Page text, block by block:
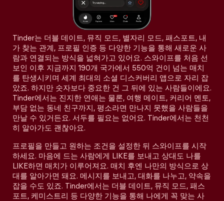
Tinder는 더블 데이트, 뮤직 모드, 별자리 모드, 패스포트, 내
가 찾는 관계, 프로필 인증 등 다양한 기능을 통해 새로운 사
람과 연결되는 방식을 넓혀가고 있어요. 스와이프를 처음 선
보인 이후 지금까지 190개 국가에서 550억 건이 넘는 매치
를 탄생시키며 세계 최대의 소셜 디스커버리 앱으로 자리 잡
았죠. 하지만 숫자보다 중요한 건 그 뒤에 있는 사람들이에요.
Tinder에서는 진지한 연애는 물론, 여행 메이트, 커리어 멘토,
부담 없는 동네 친구까지, 평소라면 만나지 못했을 사람들을
만날 수 있거든요. 서두를 필요는 없어요. Tinder에서는 천천
히 알아가도 괜찮아요.
프로필을 만들고 원하는 조건을 설정한 뒤 스와이프를 시작
하세요. 마음에 드는 사람에게 LIKE를 보내고 상대도 나를
LIKE하면 매치가 이루어져요. 매치 후엔 나만의 방식으로 상
대를 알아가면 돼요. 메시지를 보내고, 대화를 나누고, 약속을
잡을 수도 있죠. Tinder에서는 더블 데이트, 뮤직 모드, 패스
포트, 케미스트리 등 다양한 기능을 통해 나에게 꼭 맞는 사